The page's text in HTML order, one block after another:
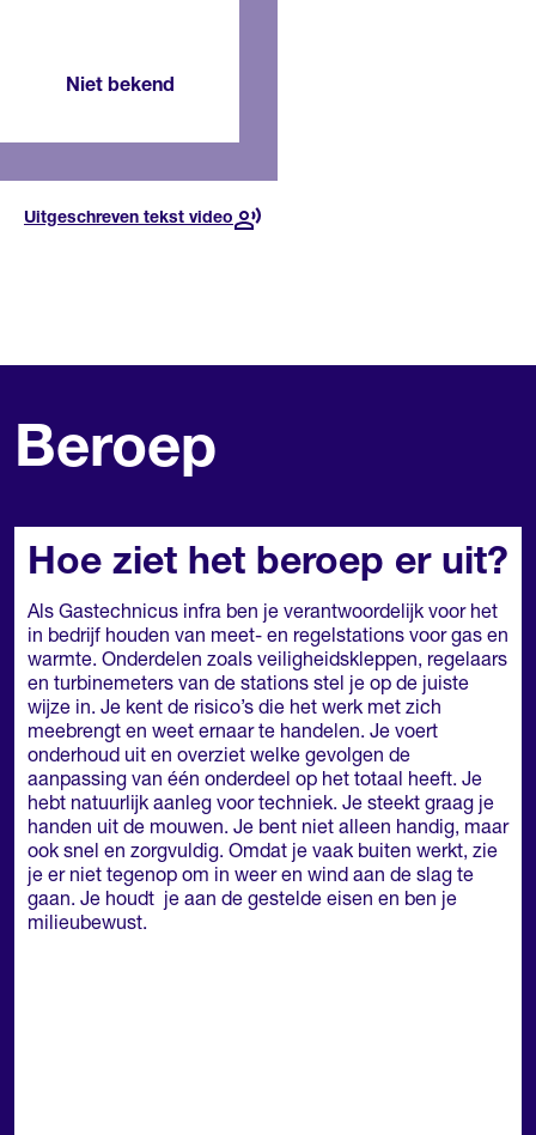
Niet bekend
Lees meer over de
Uitgeschreven tekst video
Beroep
Hoe ziet het beroep er uit?
Als Gastechnicus infra ben je verantwoordelijk voor het
in bedrijf houden van meet- en regelstations voor gas en
warmte. Onderdelen zoals veiligheidskleppen, regelaars
en turbinemeters van de stations stel je op de juiste
wijze in. Je kent de risico’s die het werk met zich
meebrengt en weet ernaar te handelen. Je voert
onderhoud uit en overziet welke gevolgen de
aanpassing van één onderdeel op het totaal heeft. Je
hebt natuurlijk aanleg voor techniek. Je steekt graag je
handen uit de mouwen. Je bent niet alleen handig, maar
ook snel en zorgvuldig. Omdat je vaak buiten werkt, zie
je er niet tegenop om in weer en wind aan de slag te
gaan. Je houdt je aan de gestelde eisen en ben je
milieubewust.